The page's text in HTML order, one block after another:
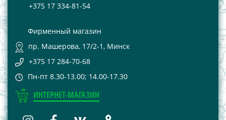
+375 17 334-81-54
Фирменный магазин
пр. Машерова, 17/2-1, Минск
+375 17 284-70-68
Пн-пт 8.30-13.00; 14.00-17.30
ИНТЕРНЕТ-МАГАЗИН